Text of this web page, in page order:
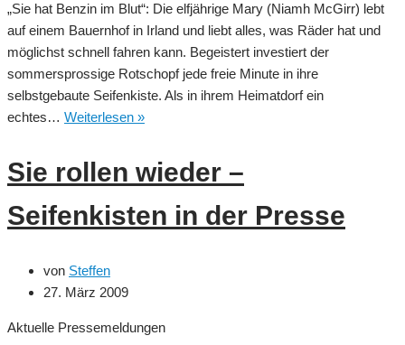
„Sie hat Benzin im Blut“: Die elfjährige Mary (Niamh McGirr) lebt
auf einem Bauernhof in Irland und liebt alles, was Räder hat und
möglichst schnell fahren kann. Begeistert investiert der
sommersprossige Rotschopf jede freie Minute in ihre
selbstgebaute Seifenkiste. Als in ihrem Heimatdorf ein
echtes… Weiterlesen »Film:
große
Rennen
Ein
Sie rollen wieder –
Seifenkisten in der Presse
von Steffen
27. März 2009
Aktuelle Pressemeldungen